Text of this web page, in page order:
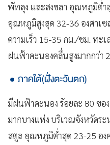
พัทลุง และสงขลา อุณหภูมิต่ำ
อุณหภูมิสูงสุด 32-36 องศาเซ
ความเร็ว 15-35 กม./ชม. ทะ
ฝนฟ้าคะนองคลื่นสูงมากกว่า
ภาคใต้(ฝั่งตะวันตก)
มีฝนฟ้าคะนอง ร้อยละ 80 ข
มากบางแห่ง บริเวณจังหวัดระ
สตูล อุณหภูมิต่ำสุด 23-25 อ